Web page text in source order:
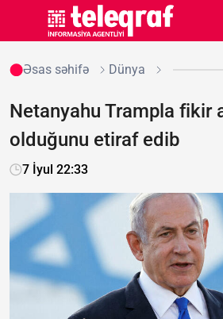
Əsas səhifə Dünya
Netanyahu Trampla fikir
olduğunu etiraf edib
7 İyul 22:33